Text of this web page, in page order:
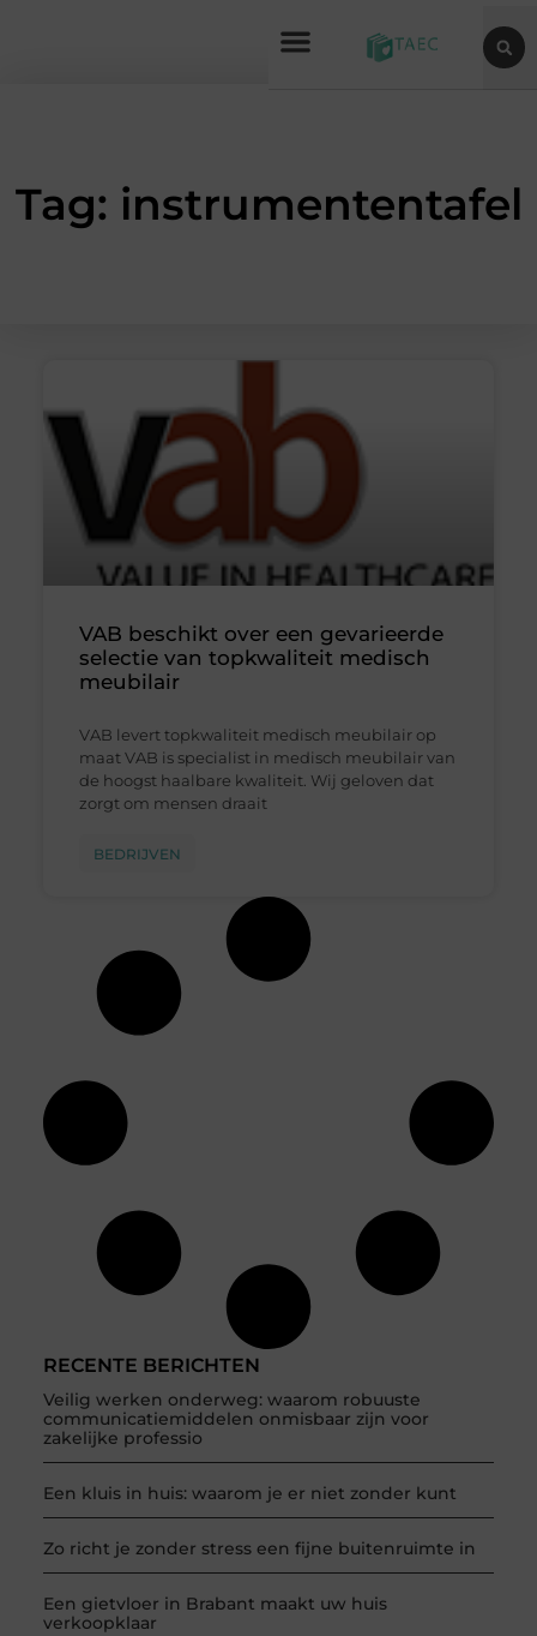
Tag: instrumententafel
RECENTE BERICHTEN
Veilig werken onderweg: waarom robuuste
communicatiemiddelen onmisbaar zijn voor
zakelijke professio
Een kluis in huis: waarom je er niet zonder kunt
Zo richt je zonder stress een fijne buitenruimte in
Een gietvloer in Brabant maakt uw huis
verkoopklaar
VAB beschikt over een gevarieerde
selectie van topkwaliteit medisch
meubilair
VAB levert topkwaliteit medisch meubilair op
maat VAB is specialist in medisch meubilair van
de hoogst haalbare kwaliteit. Wij geloven dat
zorgt om mensen draait
BEDRIJVEN